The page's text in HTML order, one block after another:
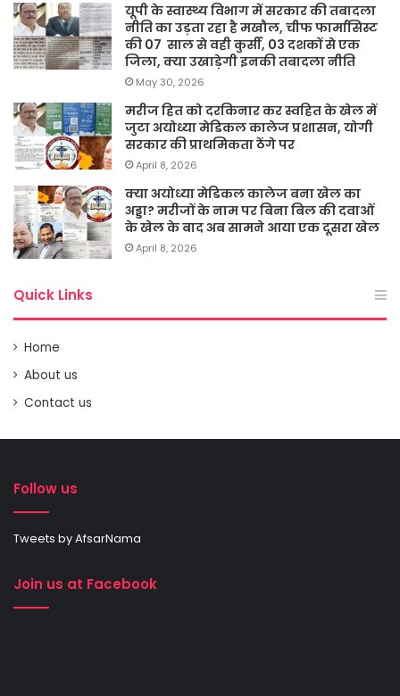
यूपी के स्वास्थ्य विभाग में सरकार की तबादला
नीति का उड़ता रहा है मखौल, चीफ फार्मासिस्ट
की 07 साल से वही कुर्सी, 03 दशकों से एक
जिला, क्या उखाड़ेगी इनकी तबादला नीति
May 30, 2026
मरीज हित को दरकिनार कर स्वहित के खेल में
जुटा अयोध्या मेडिकल कालेज प्रशासन, योगी
सरकार की प्राथमिकता ठेंगे पर
April 8, 2026
क्या अयोध्या मेडिकल कालेज बना खेल का
अड्डा? मरीजों के नाम पर बिना बिल की दवाओं
के खेल के बाद अब सामने आया एक दूसरा खेल
April 8, 2026
Quick Links
Home
About us
Contact us
Follow us
Tweets by AfsarNama
Join us at Facebook